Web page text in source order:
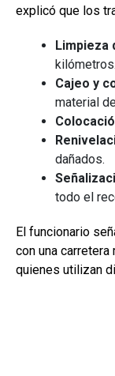
explicó que los
Limpieza
kilómetros.
Cajeo y
material
dañados.
todo el
El funcionario
con una carretera
quienes utilizan